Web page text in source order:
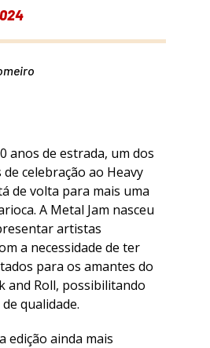
anos de estrada, um dos
celebração ao Heavy
de volta para mais uma
A Metal Jam nasceu
artistas
a necessidade de ter
para os amantes do
and Roll, possibilitando
qualidade.
edição ainda mais